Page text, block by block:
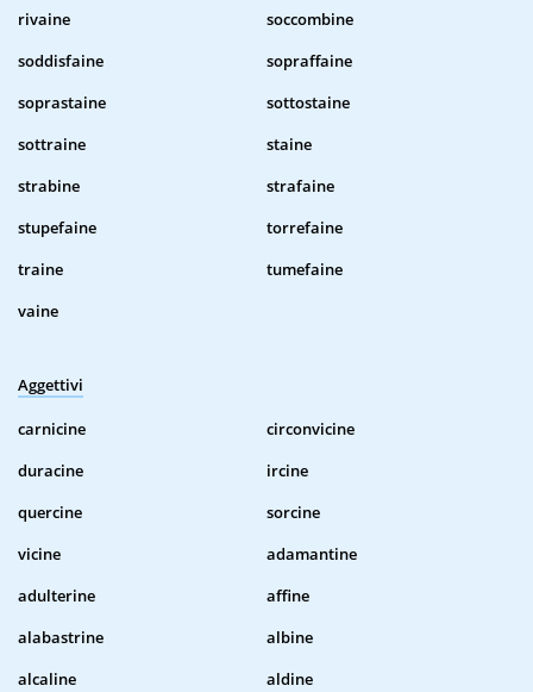
rivaine
soccombine
soddisfaine
sopraffaine
soprastaine
sottostaine
sottraine
staine
strabine
strafaine
stupefaine
torrefaine
traine
tumefaine
vaine
Aggettivi
carnicine
circonvicine
duracine
ircine
quercine
sorcine
vicine
adamantine
adulterine
affine
alabastrine
albine
alcaline
aldine